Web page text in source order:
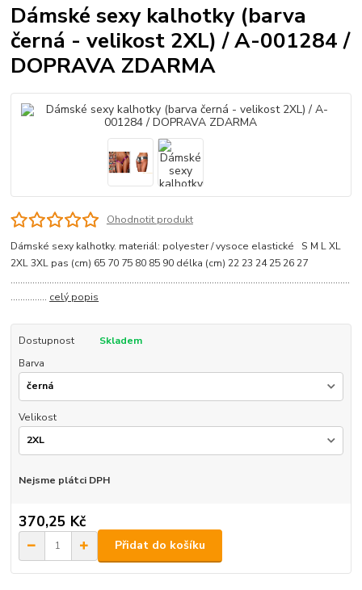
Dámské sexy kalhotky (barva
černá - velikost 2XL) / A-001284 /
DOPRAVA ZDARMA
Ohodnotit produkt
Dámské sexy kalhotky. materiál: polyester / vysoce elastické S M L XL
2XL 3XL pas (cm) 65 70 75 80 85 90 délka (cm) 22 23 24 25 26 27
............................................................................................................................................
............... celý popis
Dostupnost
Skladem
Barva
Velikost
Nejsme plátci DPH
370,25 Kč
Přidat do košíku